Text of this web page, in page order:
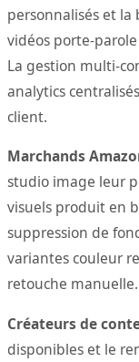
personnalisés et
vidéos porte-
La gestion multi-
analytics
client.
Marchands
studio image leur
visuels produit en
suppression de
variantes couleur
retouche manuelle.
Créateurs de
disponibles et le